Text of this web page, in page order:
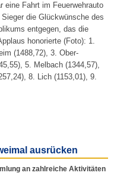
eine Fahrt im Feuerwehrauto
die Glückwünsche des
entgegen, das die
honorierte (Foto): 1.
(1488,72), 3. Ober-
5. Melbach (1344,57),
8. Lich (1153,01), 9.
ausrücken
an zahlreiche Aktivitäten